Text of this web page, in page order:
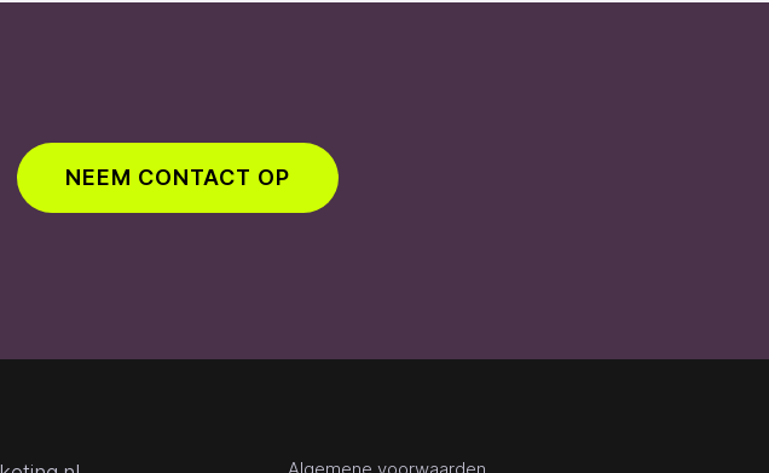
NEEM CONTACT OP
Algemene voorwaarden